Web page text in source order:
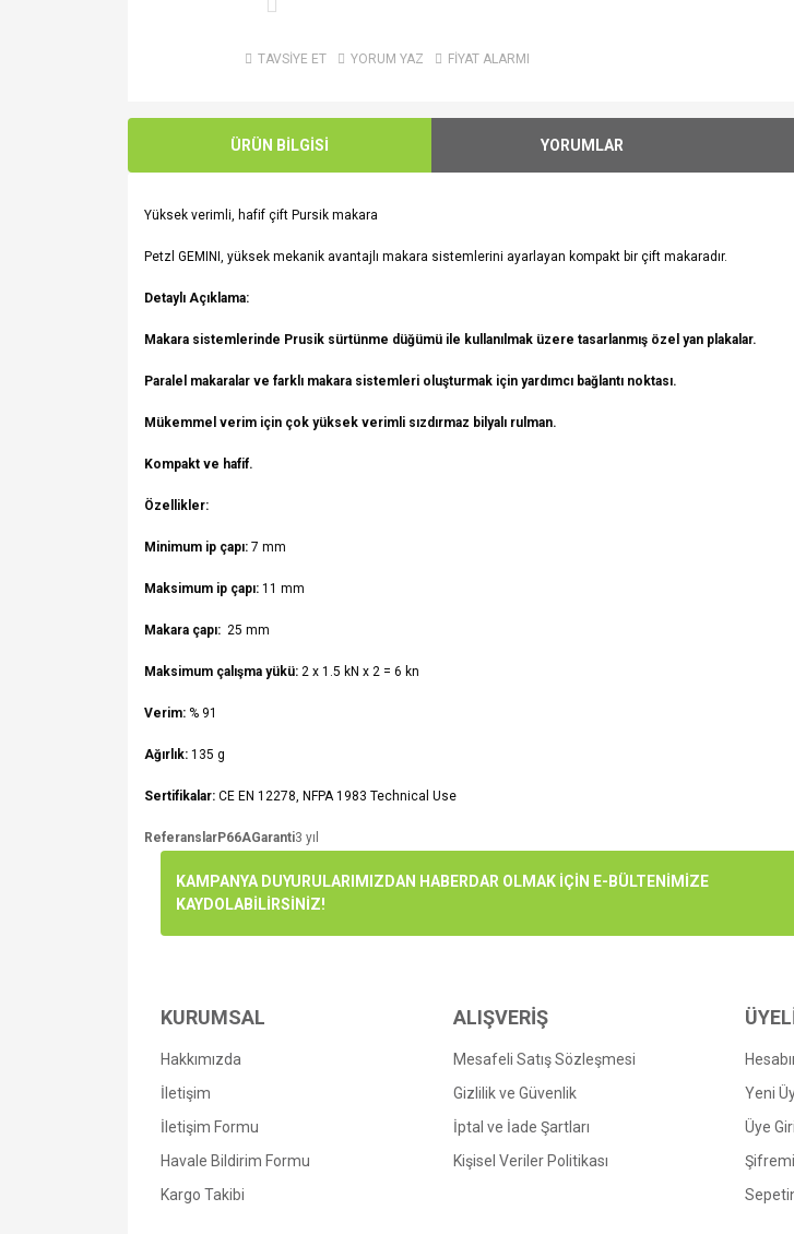
TAVSİYE ET YORUM YAZ FİYAT ALARMI
ÜRÜN BİLGİSİ YORUMLAR
Yüksek verimli, hafif çift Pursik makara
Petzl GEMINI, yüksek mekanik avantajlı makara sistemlerini ayarlayan kompakt bir çift makaradır.
Detaylı Açıklama:
Makara sistemlerinde Prusik sürtünme düğümü ile kullanılmak üzere tasarlanmış özel yan plakalar.
Paralel makaralar ve farklı makara sistemleri oluşturmak için yardımcı bağlantı noktası.
Mükemmel verim için çok yüksek verimli sızdırmaz bilyalı rulman.
Kompakt ve hafif.
Özellikler:
Minimum ip çapı: 7 mm
Maksimum ip çapı: 11 mm
Makara çapı: 25 mm
Maksimum çalışma yükü: 2 x 1.5 kN x 2 = 6 kn
Verim: % 91
Ağırlık: 135 g
Sertifikalar: CE EN 12278, NFPA 1983 Technical Use
ReferanslarP66AGaranti3 yıl
Bu ürünün fiyat bilgisi, resim, ürün açıklamalarında ve diğer konularda yetersiz gördüğünüz noktaları
Görüş ve önerileriniz için teşekkür ederiz.
Ürün bilgilerinde hatalar bulunuyor.
KAMPANYA DUYURULARIMIZDAN HABERDAR OLMAK İÇİN E-BÜLTENİMİZE
KAYDOLABİLİRSİNİZ!
KURUMSAL
Hakkımızda
İletişim
İletişim Formu
Havale Bildirim Formu
Kargo Takibi
ALIŞVERİŞ
Mesafeli Satış Sözleşmesi
Gizlilik ve Güvenlik
İptal ve İade Şartları
Kişisel Veriler Politikası
Yeni
Üye